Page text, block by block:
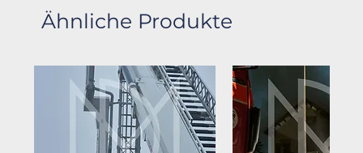
Ähnliche Produkte